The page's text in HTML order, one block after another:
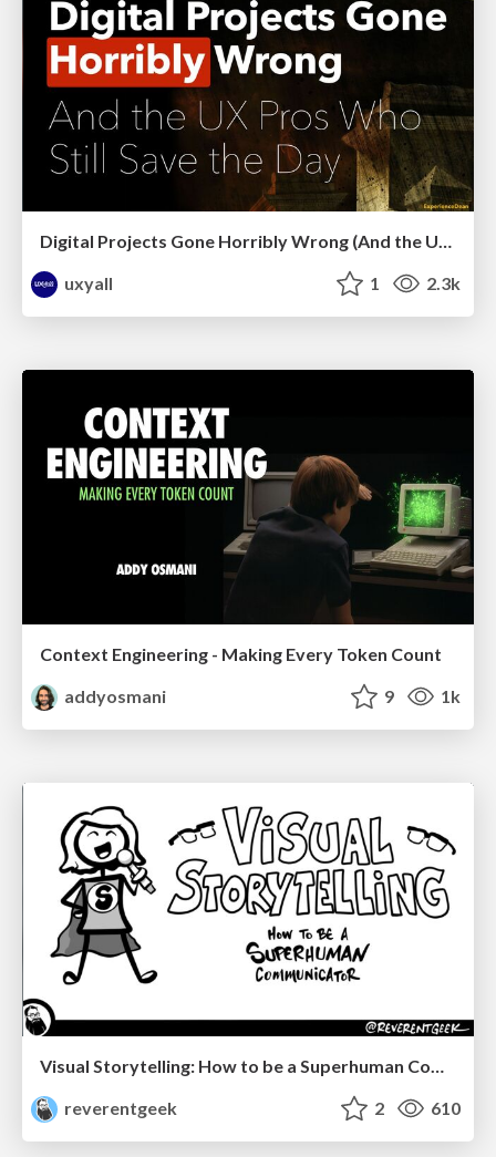
Digital Projects Gone Horribly Wrong (And the UX Pros Who Still Save the Day) - Dean Schuster
uxyall
1 2.3k
Context Engineering - Making Every Token Count
addyosmani
9 1k
Visual Storytelling: How to be a Superhuman Communicator
reverentgeek
2 610